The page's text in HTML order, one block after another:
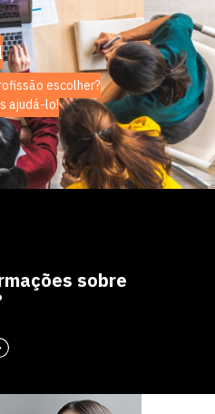
escolher?
ajudá-lo!
sobre